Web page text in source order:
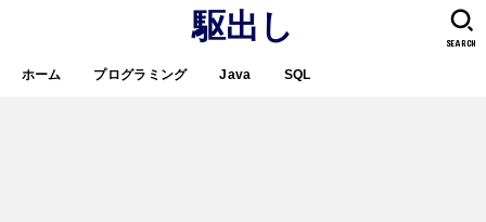
駆出し
ホーム プログラミング Java SQL
SEARCH